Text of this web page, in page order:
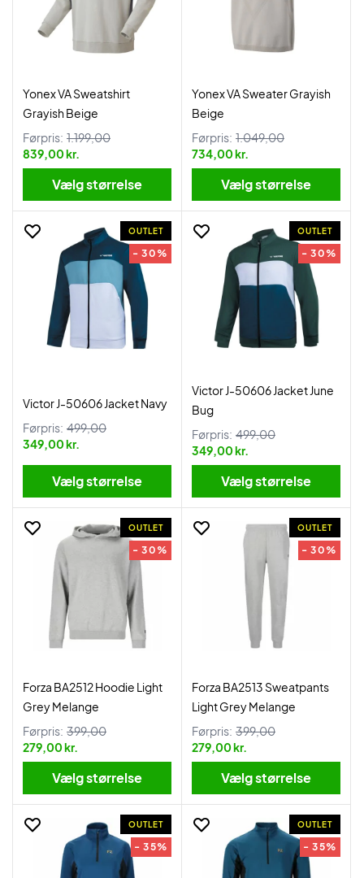
Yonex VA Sweatshirt
Grayish Beige
Førpris: 1.199,00
839,00 kr.
Vælg størrelse
Yonex VA Sweater Grayish
Beige
Førpris: 1.049,00
734,00 kr.
Vælg størrelse
OUTLET
- 30%
Victor J-50606 Jacket Navy
Førpris: 499,00
349,00 kr.
Vælg størrelse
OUTLET
- 30%
Victor J-50606 Jacket June
Bug
Førpris: 499,00
349,00 kr.
Vælg størrelse
OUTLET
- 30%
Forza BA2512 Hoodie Light
Grey Melange
Førpris: 399,00
279,00 kr.
Vælg størrelse
OUTLET
- 30%
Forza BA2513 Sweatpants
Light Grey Melange
Førpris: 399,00
279,00 kr.
Vælg størrelse
OUTLET
- 35%
OUTLET
- 35%